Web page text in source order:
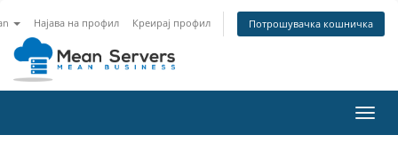
Најава на профил Креирај профил Потрошувачка кошничка
ја